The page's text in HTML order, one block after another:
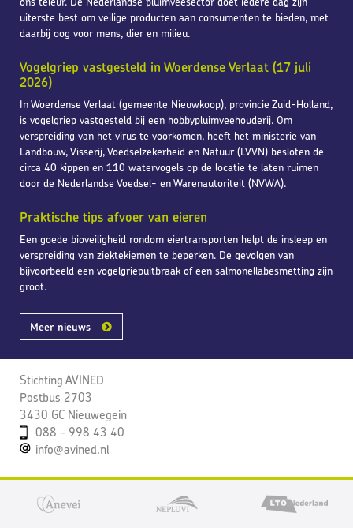
uiterste best om veilige producten aan consumenten te bieden, met
daarbij oog voor mens, dier en milieu.
Vogelgriep vastgesteld in Woerdense Verlaat (17 juli
2026)
In Woerdense Verlaat (gemeente Nieuwkoop), provincie Zuid-Holland,
is vogelgriep vastgesteld bij een hobbypluimveehouderij. Om
verspreiding van het virus te voorkomen, heeft het ministerie van
Landbouw, Visserij, Voedselzekerheid en Natuur (LVVN) besloten de
circa 40 kippen en 110 watervogels op de locatie te laten ruimen
door de Nederlandse Voedsel- en Warenautoriteit (NVWA).
Praktische tips afvoer van eieren
Een goede bioveiligheid rondom eiertransporten helpt de insleep en
verspreiding van ziektekiemen te beperken. De gevolgen van
bijvoorbeeld een vogelgriepuitbraak of een salmonellabesmetting zijn
groot.
Meer nieuws
Stichting AVINED
Postbus 2703
3430 GC Nieuwegein
088 - 998 43 40
info@avined.nl